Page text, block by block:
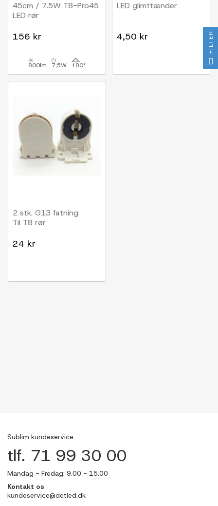
45cm / 7.5W T8-Pro45
LED rør
156 kr
800lm 7,5W 180°
LED glimttænder
4,50 kr
2 stk. G13 fatning
Til T8 rør
24 kr
Sublim kundeservice
tlf. 71 99 30 00
Mandag - Fredag: 9.00 - 15.00
Kontakt os
kundeservice@detled.dk
FILTER